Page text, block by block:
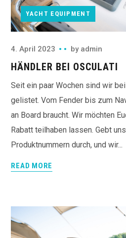
YACHT EQUIPMENT
4. April 2023 by admin
HÄNDLER BEI OSCULATI
Seit ein paar Wochen sind wir
gelistet. Vom Fender bis zum
an Board braucht. Wir möchten
Rabatt teilhaben lassen. Gebt
Produktnummern durch, und wir...
READ MORE